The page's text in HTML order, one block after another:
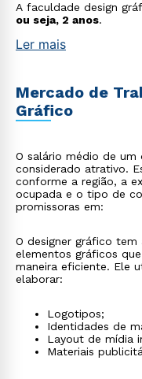
A faculdade design
ou seja, 2 anos.
Ler mais
Mercado de
Gráfico
O salário médio de um
considerado atrativo.
conforme a região, a
ocupada e o tipo de
promissoras em:
O designer gráfico
elementos gráficos
maneira eficiente. Ele
elaborar:
Logotipos;
Identidades de
Layout de mídia
Materiais